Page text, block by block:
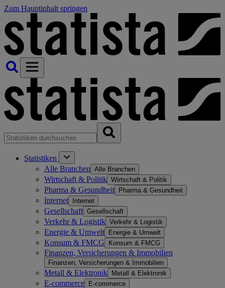
Zum Hauptinhalt springen
Statistiken
Alle Branchen Alle Branchen
Wirtschaft & Politik Wirtschaft & Politik
Pharma & Gesundheit Pharma & Gesundheit
Internet Internet
Gesellschaft Gesellschaft
Verkehr & Logistik Verkehr & Logistik
Energie & Umwelt Energie & Umwelt
Konsum & FMCG Konsum & FMCG
Finanzen, Versicherungen & Immobilien
Finanzen, Versicherungen & Immobilien
Metall & Elektronik Metall & Elektronik
E-commerce E-commerce